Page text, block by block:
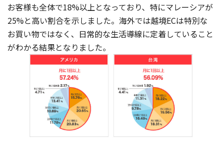
お客様も全体で18%以上となっており、特にマレーシアが
25%と高い割合を示しました。海外では越境ECは特別な
お買い物ではなく、日常的な生活導線に定着していること
がわかる結果となりました。